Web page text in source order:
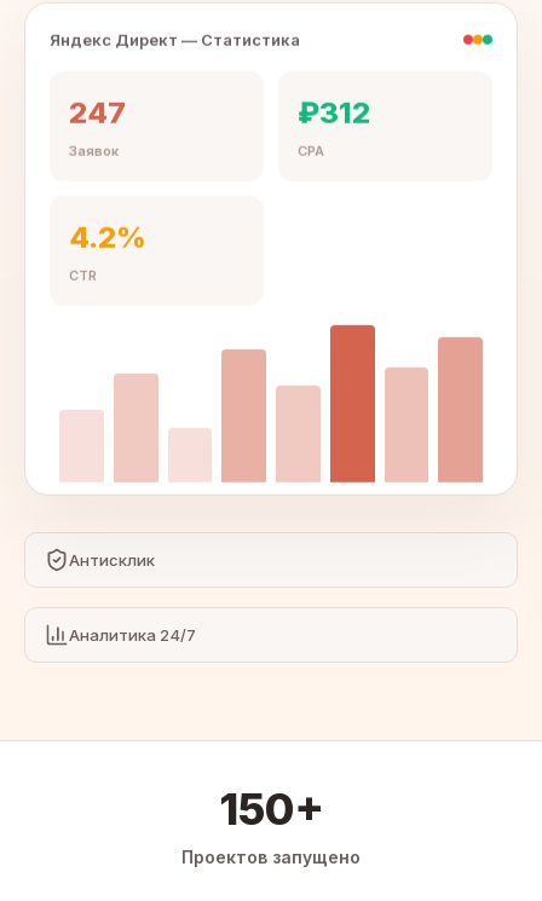
Яндекс Директ — Статистика
247
Заявок
₽312
CPA
4.2%
CTR
Антисклик
Аналитика 24/7
150+
Проектов запущено